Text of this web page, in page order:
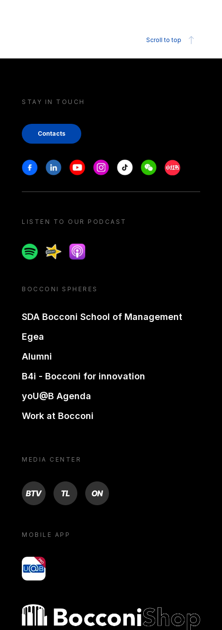
Scroll to top
STAY IN TOUCH
Contacts
Stay in touch
FacebookLinkedinYoutubeInstagram
Tiktok WeechatXiaohongshu/
LISTEN TO OUR PODCAST
SpotifySpreakerApple podcast
BOCCONI SPHERES
SDA Bocconi School of Management
Egea
Alumni
B4i - Bocconi for innovation
yoU@B Agenda
Work at Bocconi
MEDIA CENTER
BTV TL ON
MOBILE APP
yoU@B
Bocconi shop